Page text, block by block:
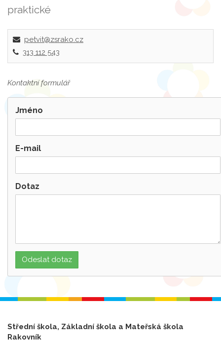
praktické
petvit@zsrako.cz
313 112 543
Kontaktní formulář
Jméno
E-mail
Dotaz
Střední škola, Základní škola a Mateřská škola
Rakovník